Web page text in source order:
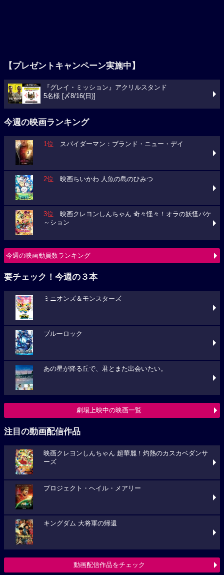
【プレゼントキャンペーン実施中】
『グレイ・ミッション』アクリルスタンド
5名様 [〆8/16(日)]
今週の映画ランキング
1位 スパイダーマン：ブランド・ニュー・デイ
2位 映画ちいかわ 人魚の島のひみつ
3位 映画クレヨンしんちゃん 奇々怪々！オラの妖怪バケ
～ション
今週の映画動員数ランキング
要チェック！今週の３本
ミニオンズ＆モンスターズ
ブルーロック
あの星が降る丘で、君とまた出会いたい。
劇場上映中の映画一覧
注目の動画配信作品
映画クレヨンしんちゃん 超華麗！灼熱のカスカベダンサ
ーズ
プロジェクト・ヘイル・メアリー
キングダム 大将軍の帰還
動画配信作品をチェック